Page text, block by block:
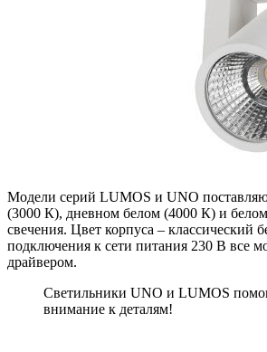
Модели серий LUMOS и UNO
(3000 К), дневном белом (4000 К) и
свечения. Цвет корпуса – классический
подключения к сети питания 230 В все
драйвером.
Светильники UNO и LUMOS
внимание к деталям!